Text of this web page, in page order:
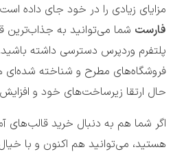
مزایای زیادی را در خود جای داده
فارست شما می‌توانید به جذاب‌ترین
پلتفرم وردپرس دسترسی داشته
فروشگاه‌های مطرح و شناخته
حال ارتقا زیرساخت‌های خود و
اگر شما هم به دنبال خرید
هستید، می‌توانید هم اکنون و با